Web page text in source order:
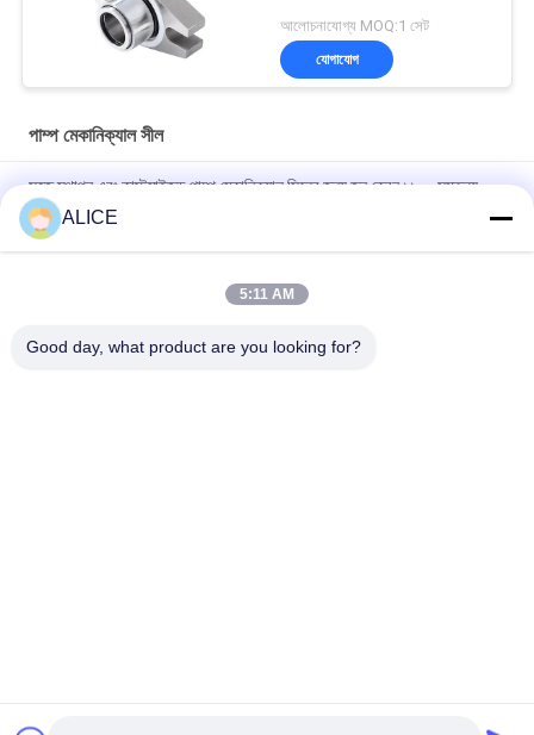
আলোচনাযোগ্য MOQ:1 সেট
যোগাযোগ
পাম্প মেকানিক্যাল সীল
সহজ স্থাপন এবং কাস্টমাইজড পাম্প মেকানিক্যাল সিলের জন্য জন ক্রেন ১১০০ সমতুল্য
কার্তুজ সিল
মেকানিক্যাল সীল ২২মিমি লোয়ারা-২২-এক্স পাম্প সীল
KL-C2PP Flowserve ISC2PP Cartridge Type Mechanical Seal
ALICE
5:11 AM
Good day, what product are you looking for?